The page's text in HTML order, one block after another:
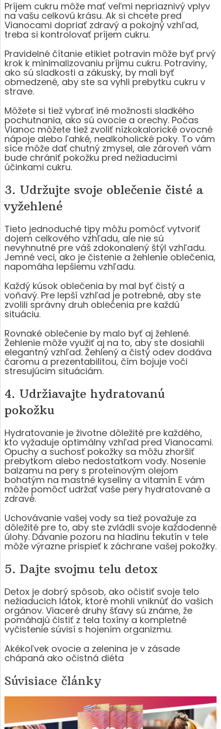
Príjem cukru môže mať veľmi nepriaznivý vplyv
na vašu celkovú krásu. Ak si chcete pred
Vianocami dopriať zdravý a pokojný vzhľad,
treba si kontrolovať príjem cukru.
Pravidelné čítanie etikiet potravin môže byť prvý
krok k minimalizovaniu príjmu cukru. Potraviny,
ako sú sladkosti a zákusky, by mali byť
obmedzené, aby ste sa vyhli prebytku cukru v
strave.
Môžete si tiež vybrať iné možnosti sladkého
pochutnania, ako sú ovocie a orechy. Počas
Vianoc môžete tiež zvoliť nízkokalorické ovocné
nápoje alebo ľahké, nealkoholické poky. To vám
síce môže dať chutný zmysel, ale zároveň vám
bude chrániť pokožku pred nežiaducimi
účinkami cukru.
3. Udržujte svoje oblečenie čisté a
vyžehlené
Tieto jednoduché tipy môžu pomôcť vytvoriť
dojem celkového vzhľadu, ale nie sú
nevyhnutné pre váš zdokonalený štýl vzhľadu.
Jemné veci, ako je čistenie a žehlenie oblečenia,
napomáha lepšiemu vzhľadu.
Každý kúsok oblečenia by mal byť čistý a
voňavý. Pre lepší vzhľad je potrebné, aby ste
zvolili správny druh oblečenia pre každú
situáciu.
Rovnaké oblečenie by malo byť aj žehlené.
Žehlenie môže využiť aj na to, aby ste dosiahli
elegantný vzhľad. Žehlený a čistý odev dodáva
čaromu a prezentabilitou, čím bojuje voči
stresujúcim situáciám.
4. Udržiavajte hydratovanú
pokožku
Hydratovanie je životne dôležité pre každého,
kto vyžaduje optimálny vzhľad pred Vianocami.
Opuchy a suchosť pokožky sa môžu zhoršiť
prebytkom alebo nedostatkom vody. Nosenie
balzamu na pery s proteínovým olejom
bohatým na mastné kyseliny a vitamín E vám
môže pomôcť udržať vaše pery hydratované a
zdravé.
Uchovávanie vašej vody sa tiež považuje za
dôležité pre to, aby ste zvládli svoje každodenné
úlohy. Dávanie pozoru na hladinu tekutín v tele
môže výrazne prispieť k záchrane vašej pokožky.
5. Dajte svojmu telu detox
Detox je dobrý spôsob, ako očistiť svoje telo
nežiaducich látok, ktoré mohli vniknúť do vašich
orgánov. Viaceré druhy šťavy sú známe, že
pomáhajú čistiť z tela toxíny a kompletné
vyčistenie súvisí s hojením organizmu.
Akékoľvek ovocie a zelenina je v zásade
chápaná ako očistná diéta
Súvisiace články